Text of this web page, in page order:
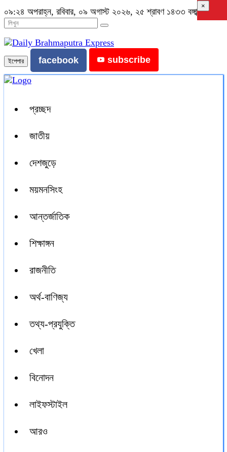
০৯:২৪ অপরাহ্ন, রবিবার, ০৯ অগাস্ট ২০২৬, ২৫ শ্রাবণ ১৪৩৩ বঙ্গাব্দ
ইপেপার facebook subscribe
প্রচ্ছদ
জাতীয়
দেশজুড়ে
ময়মনসিংহ
আন্তর্জাতিক
শিক্ষাঙ্গন
রাজনীতি
অর্থ-বাণিজ্য
তথ্য-প্রযুক্তি
খেলা
বিনোদন
লাইফস্টাইল
আরও
×